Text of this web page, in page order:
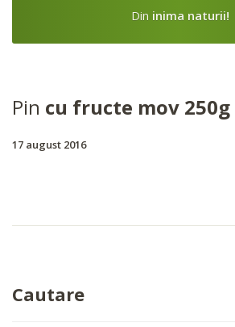
Din inima naturii!
Pin cu fructe mov 250g
17 august 2016
Cautare